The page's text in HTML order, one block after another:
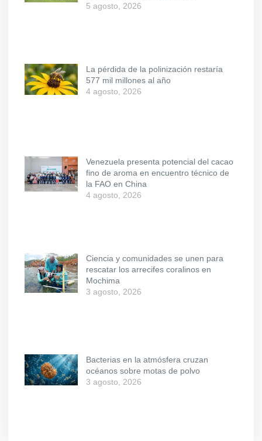
5 agosto, 2026
La pérdida de la polinización restaría
577 mil millones al año
4 agosto, 2026
Venezuela presenta potencial del cacao
fino de aroma en encuentro técnico de
la FAO en China
4 agosto, 2026
Ciencia y comunidades se unen para
rescatar los arrecifes coralinos en
Mochima
3 agosto, 2026
Bacterias en la atmósfera cruzan
océanos sobre motas de polvo
3 agosto, 2026